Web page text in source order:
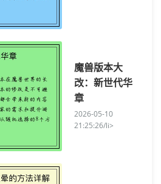
魔兽版本大
改：新世代华
章
2026-05-10
21:25:26/li>